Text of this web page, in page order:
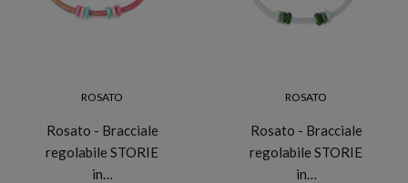
ROSATO
Rosato - Bracciale
regolabile STORIE
in…
ROSATO
Rosato - Bracciale
regolabile STORIE
in…